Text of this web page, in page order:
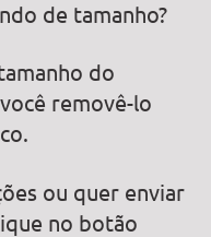
de tamanho?
do
removê-lo
ou quer enviar
no botão